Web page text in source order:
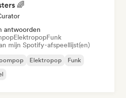
🌈
antwoorden
ElektropopFunk
mijn Spotify-afspeellijst(en)
Elektropop
Funk